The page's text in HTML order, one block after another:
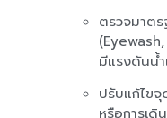
ตรวจมาต
มีแรงดันน้
ปรับแก้ไข
หรือการเดิ